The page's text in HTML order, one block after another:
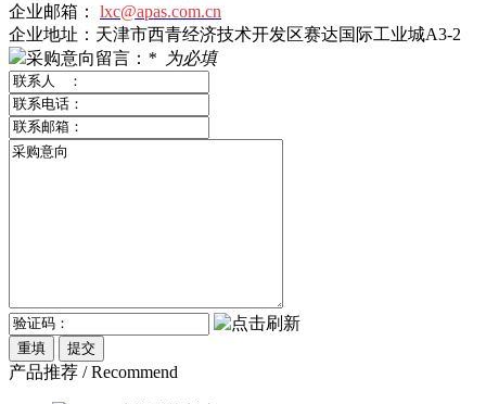
企业邮箱： lxc@apas.com.cn
企业地址：天津市西青经济技术开发区赛达国际工业城A3-2
采购意向留言： * 为必填
产品推荐 / Recommend